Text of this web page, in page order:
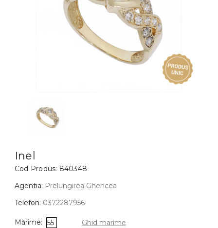
BIJUTERII COPII
Cercei
Bratari
Coliere
Lanturi
Pandantive
Inel
Cod Produs: 840348
Agentia: Prelungirea Ghencea
Telefon: 0372287956
Mărime: 55 Ghid marime